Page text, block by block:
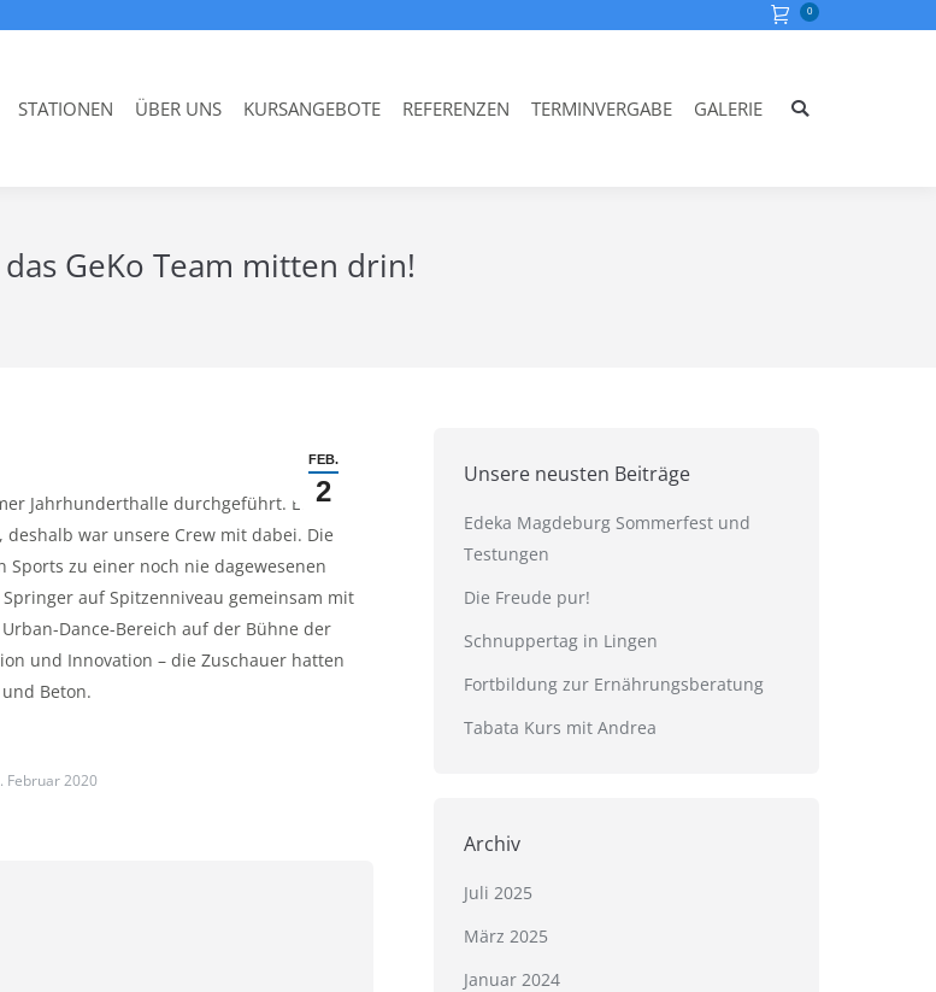
0
STATIONEN ÜBER UNS KURSANGEBOTE REFERENZEN TERMINVERGABE GALERIE Search:
GeKo Team mitten drin!
FEB.
2
Jahrhunderthalle durchgeführt. Ein
deshalb war unsere Crew mit dabei. Die
zu einer noch nie dagewesenen
auf Spitzenniveau gemeinsam mit
Dance-Bereich auf der Bühne der
und Innovation – die Zuschauer hatten
Beton.
Februar 2020
Unsere neusten Beiträge
Edeka Magdeburg Sommerfest und
Testungen
Die Freude pur!
Schnuppertag in Lingen
Fortbildung zur Ernährungsberatung
Tabata Kurs mit Andrea
Archiv
Juli 2025
März 2025
Januar 2024